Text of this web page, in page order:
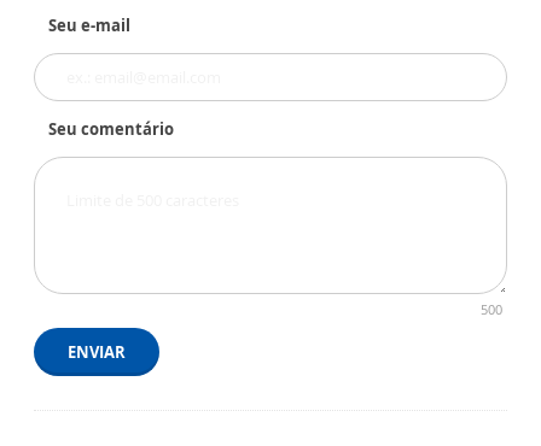
Seu e-mail
Seu comentário
500
ENVIAR